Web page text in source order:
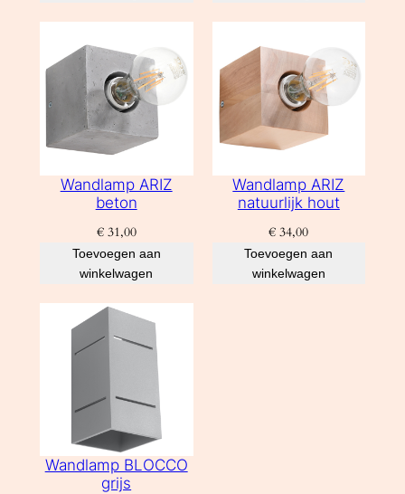
Wandlamp ARIZ
beton
€31,00
Toevoegen aan
winkelwagen
Wandlamp ARIZ
natuurlijk hout
€ 34,00
Toevoegen aan
winkelwagen
Wandlamp BLOCCO
grijs